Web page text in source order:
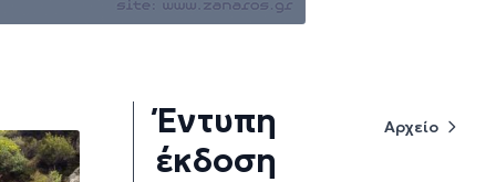
Έντυπη
έκδοση
Αρχείο